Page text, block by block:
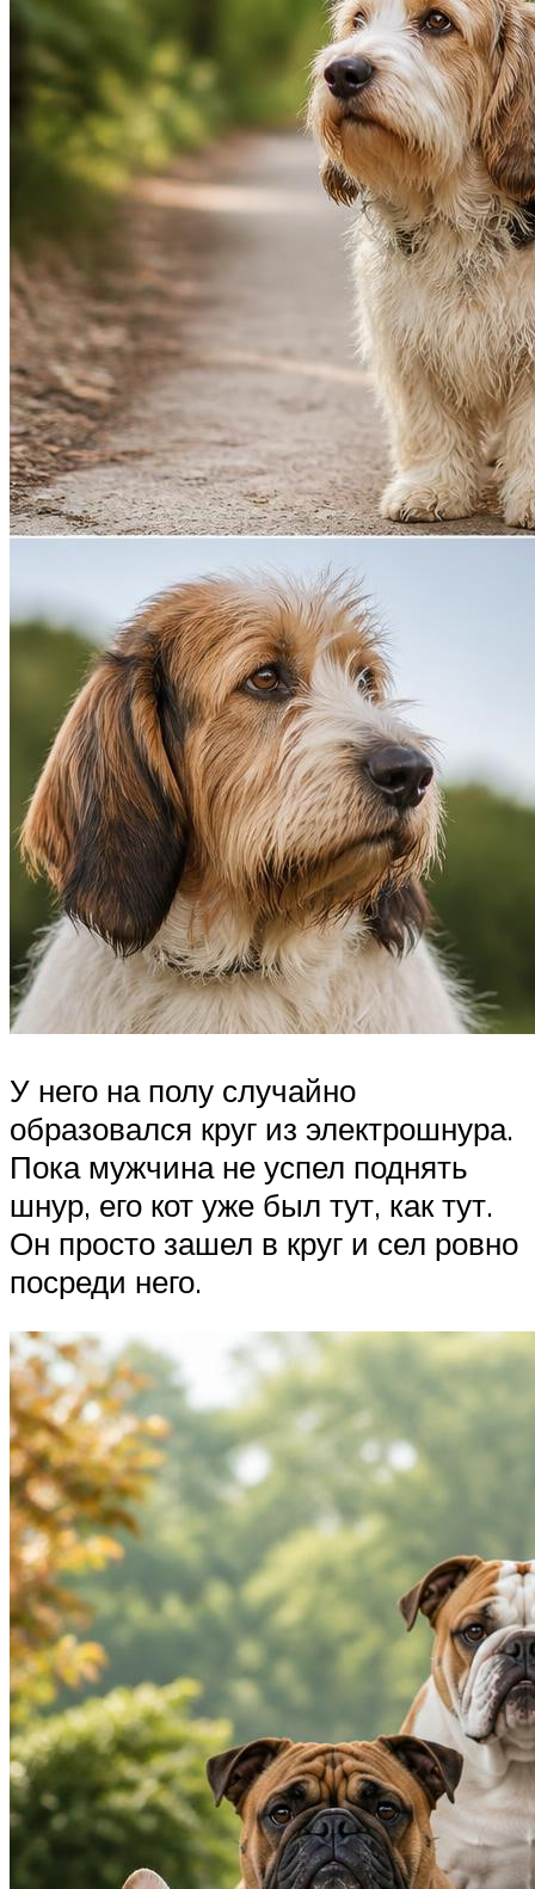
У него на полу случайно
образовался круг из электрошнура.
Пока мужчина не успел поднять
шнур, его кот уже был тут, как тут.
Он просто зашел в круг и сел ровно
посреди него.